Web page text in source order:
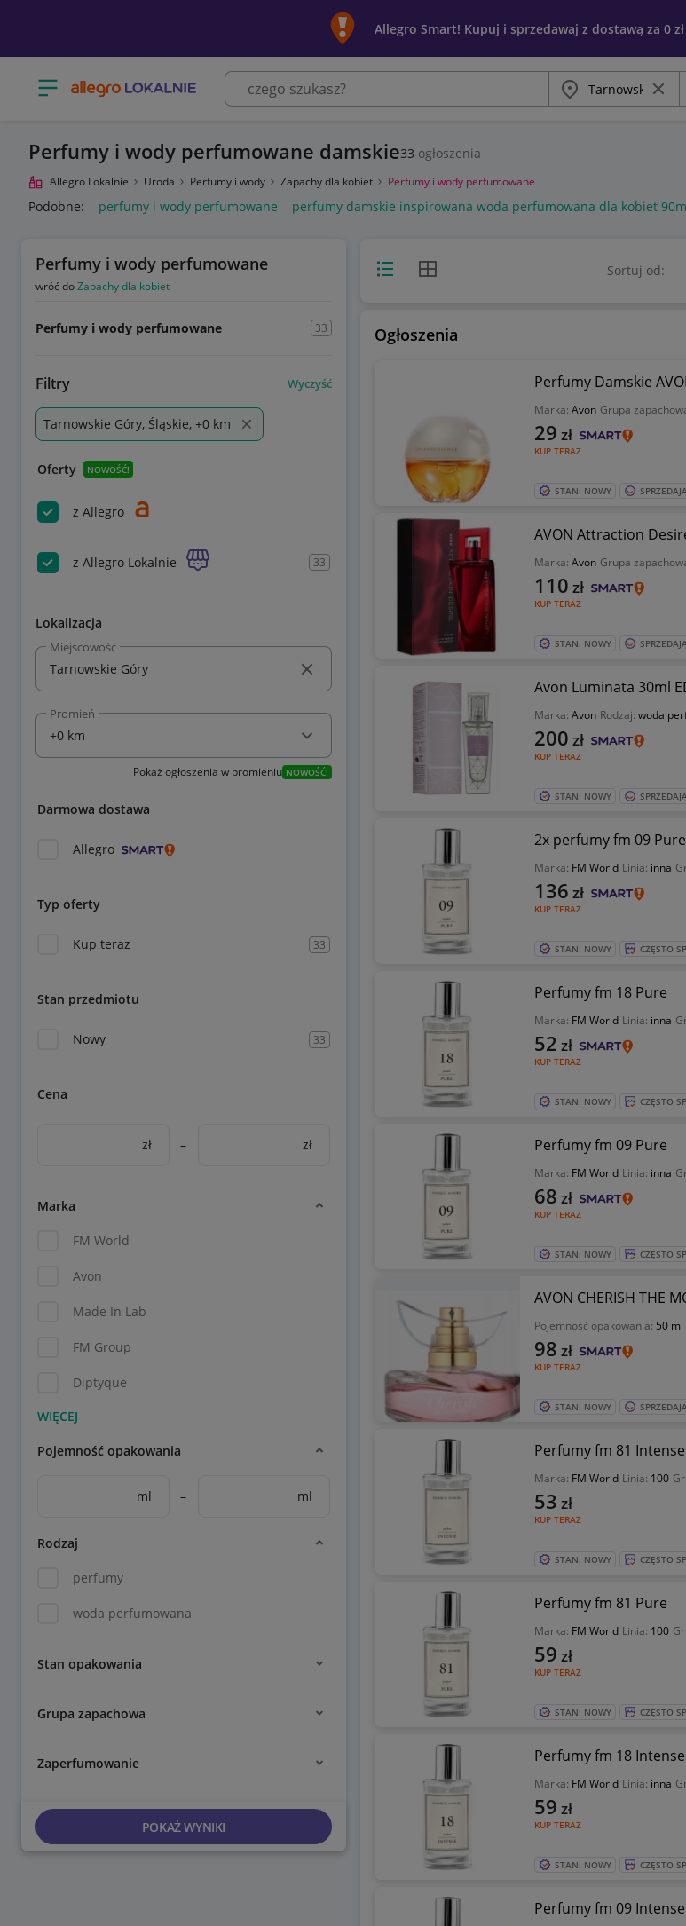
Allegro Smart! Kupuj i sprzedawaj z dostawą za 0 zł
Otwórz menu z kategoriami Miasto
Perfumy i wody perfumowane damskie33 ogłoszenia
Allegro Lokalnie Uroda Perfumy i wody Zapachy dla kobiet Perfumy i wody perfumowane
Podobne: perfumy i wody perfumowane perfumy damskie inspirowana woda perfumowana dla kobiet
Perfumy i wody perfumowane
wróć doZapachy dla kobiet
Perfumy i wody perfumowane 33
Filtry Wyczyść
Tarnowskie Góry, Śląskie, +0 km
Oferty NOWOŚĆ!
z Allegro
z Allegro Lokalnie 33
Lokalizacja
Miejscowość
Promień
Pokaż ogłoszenia w promieniu NOWOŚĆ!
Darmowa dostawa
Allegro
Typ oferty
Kup teraz 33
Stan przedmiotu
Nowy 33
Cena
zł – zł
Marka
FM World
Avon
Made In Lab
FM Group
Diptyque
Pojemność opakowania
ml – ml
Rodzaj
perfumy
woda perfumowana
Stan opakowania
Grupa zapachowa
Zaperfumowanie
POKAŻ WYNIKI
Widok listyWidok siatki Sortuj od:
Ogłoszenia
Perfumy Damskie
Marka: Avon Grupa
KUP TERAZ
29 zł
STAN: NOWY
AVON Attraction
Marka: Avon Grupa
KUP TERAZ
110 zł
STAN: NOWY
Avon Luminata 30ml
Marka: Avon Rodzaj: woda
KUP TERAZ
200 zł
STAN: NOWY
2x perfumy fm 09 Pure
Marka: FM World Linia: inna
KUP TERAZ
136 zł
STAN: NOWY CZĘSTO
Perfumy fm 18 Pure
Marka: FM World Linia: inna
KUP TERAZ
52 zł
STAN: NOWY CZĘSTO
Perfumy fm 09 Pure
Marka: FM World Linia: inna
KUP TERAZ
68 zł
STAN: NOWY CZĘSTO
AVON CHERISH
Pojemność opakowania: 50 ml
KUP TERAZ
98 zł
STAN: NOWY
Perfumy fm 81 Intense
Marka: FM World Linia: 100
KUP TERAZ
53 zł
STAN: NOWY CZĘSTO
Perfumy fm 81 Pure
Marka: FM World Linia: 100
KUP TERAZ
59 zł
STAN: NOWY CZĘSTO
Perfumy fm 18 Intense
Marka: FM World Linia: inna
KUP TERAZ
59 zł
STAN: NOWY CZĘSTO
Perfumy fm 09 Intense